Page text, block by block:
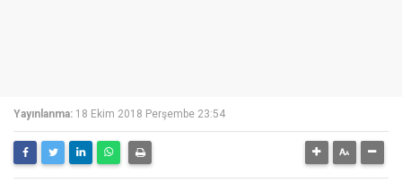
Yayınlanma: 18 Ekim 2018 Perşembe 23:54